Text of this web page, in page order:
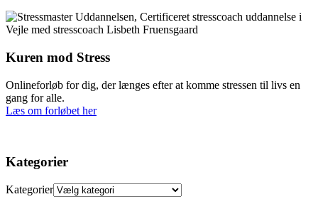
Kuren mod Stress
Onlineforløb for dig, der længes efter at komme stressen til livs en
gang for alle.
Læs om forløbet her
Kategorier
Kategorier